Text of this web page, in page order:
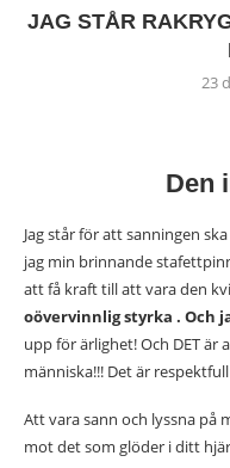
JAG STÅR
23
Den
Jag står för att sanningen
jag min brinnande
att få kraft till att vara den
oövervinnlig styrka . Och
upp för ärlighet! Och DET är
människa!!! Det är
Att vara sann och lyssna på
mot det som glöder i ditt